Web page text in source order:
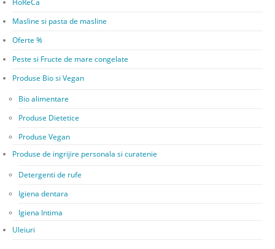
HoReCa
Masline si pasta de masline
Oferte %
Peste si Fructe de mare congelate
Produse Bio si Vegan
Bio alimentare
Produse Dietetice
Produse Vegan
Produse de ingrijire personala si curatenie
Detergenti de rufe
Igiena dentara
Igiena Intima
Uleiuri